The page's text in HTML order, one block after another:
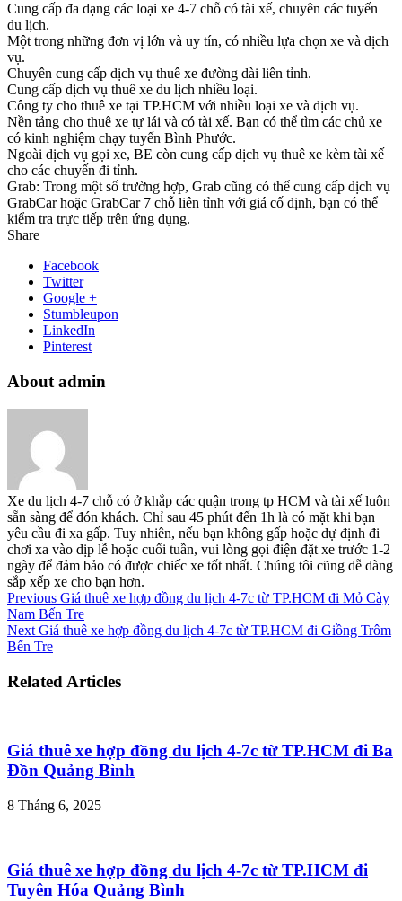
Cung cấp đa dạng các loại xe 4-7 chỗ có tài xế, chuyên các tuyến
du lịch.
Một trong những đơn vị lớn và uy tín, có nhiều lựa chọn xe và dịch
vụ.
Chuyên cung cấp dịch vụ thuê xe đường dài liên tỉnh.
Cung cấp dịch vụ thuê xe du lịch nhiều loại.
Công ty cho thuê xe tại TP.HCM với nhiều loại xe và dịch vụ.
Nền tảng cho thuê xe tự lái và có tài xế. Bạn có thể tìm các chủ xe
có kinh nghiệm chạy tuyến Bình Phước.
Ngoài dịch vụ gọi xe, BE còn cung cấp dịch vụ thuê xe kèm tài xế
cho các chuyến đi tỉnh.
Grab: Trong một số trường hợp, Grab cũng có thể cung cấp dịch vụ
GrabCar hoặc GrabCar 7 chỗ liên tỉnh với giá cố định, bạn có thể
kiểm tra trực tiếp trên ứng dụng.
Share
Facebook
Twitter
Google +
Stumbleupon
LinkedIn
Pinterest
About admin
Xe du lịch 4-7 chỗ có ở khắp các quận trong tp HCM và tài xế luôn
sẵn sàng để đón khách. Chỉ sau 45 phút đến 1h là có mặt khi bạn
yêu cầu đi xa gấp. Tuy nhiên, nếu bạn không gấp hoặc dự định đi
chơi xa vào dịp lễ hoặc cuối tuần, vui lòng gọi điện đặt xe trước 1-2
ngày để đảm bảo có được chiếc xe tốt nhất. Chúng tôi cũng dễ dàng
sắp xếp xe cho bạn hơn.
Previous Giá thuê xe hợp đồng du lịch 4-7c từ TP.HCM đi Mỏ Cày
Nam Bến Tre
Next Giá thuê xe hợp đồng du lịch 4-7c từ TP.HCM đi Giồng Trôm
Bến Tre
Related Articles
Giá thuê xe hợp đồng du lịch 4-7c từ TP.HCM đi Ba
Đồn Quảng Bình
8 Tháng 6, 2025
Giá thuê xe hợp đồng du lịch 4-7c từ TP.HCM đi
Tuyên Hóa Quảng Bình